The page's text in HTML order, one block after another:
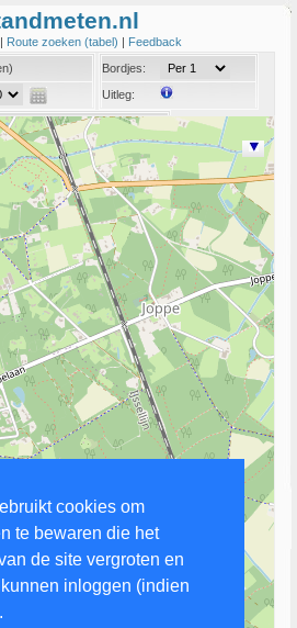
cookies om
te bewaren die het
de site vergroten en
inloggen (indien
| Route zoeken (tabel) | Feedback
Bordjes:
Uitleg:
deze route